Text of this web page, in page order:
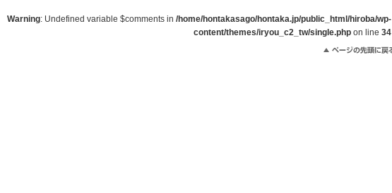
Warning: Undefined variable $comments in /home/hontakasago/hontaka.jp/public_html/hiroba/wp-
content/themes/iryou_c2_tw/single.php on line 34